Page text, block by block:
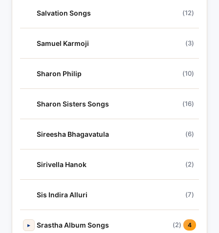
Salvation Songs (12)
Samuel Karmoji (3)
Sharon Philip (10)
Sharon Sisters Songs (16)
Sireesha Bhagavatula (6)
Sirivella Hanok (2)
Sis Indira Alluri (7)
▸ Srastha Album Songs (2) 4